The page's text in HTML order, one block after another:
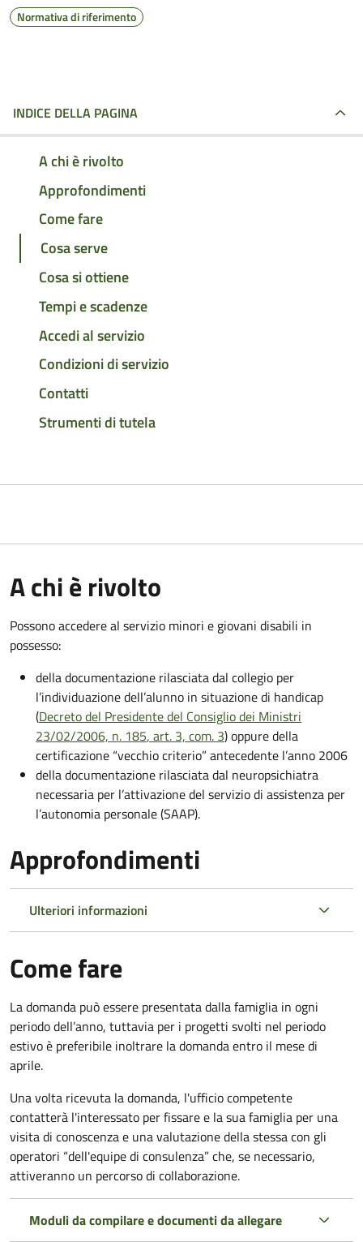
Normativa di riferimento
INDICE DELLA PAGINA
A chi è rivolto
Approfondimenti
Come fare
Cosa serve
Cosa si ottiene
Tempi e scadenze
Accedi al servizio
Condizioni di servizio
Contatti
Strumenti di tutela
A chi è rivolto
Possono accedere al servizio minori e giovani disabili in
possesso:
della documentazione rilasciata dal collegio per
l’individuazione dell’alunno in situazione di handicap
(Decreto del Presidente del Consiglio dei Ministri
23/02/2006, n. 185, art. 3, com. 3) oppure della
certificazione “vecchio criterio” antecedente l’anno 2006
della documentazione rilasciata dal neuropsichiatra
necessaria per l’attivazione del servizio di assistenza per
l’autonomia personale (SAAP).
Approfondimenti
Ulteriori informazioni
Come fare
La domanda può essere presentata dalla famiglia in ogni
periodo dell’anno, tuttavia per i progetti svolti nel periodo
estivo è preferibile inoltrare la domanda entro il mese di
aprile.
Una volta ricevuta la domanda, l'ufficio competente
contatterà l'interessato per fissare e la sua famiglia per una
visita di conoscenza e una valutazione della stessa con gli
operatori “dell'equipe di consulenza” che, se necessario,
attiveranno un percorso di collaborazione.
Moduli da compilare e documenti da allegare